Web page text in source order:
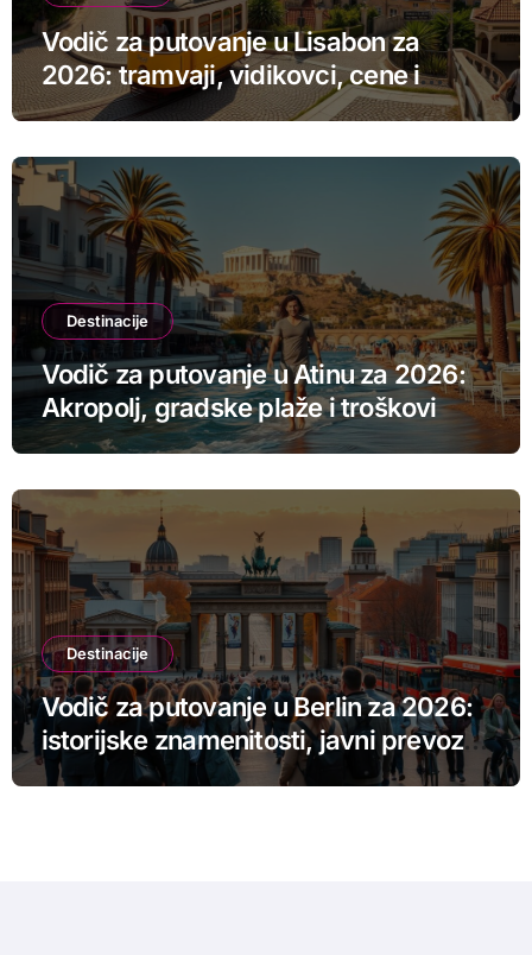
Vodič za putovanje u Lisabon za
2026: tramvaji, vidikovci, cene i
smeštaj
Destinacije
Vodič za putovanje u Atinu za 2026:
Akropolj, gradske plaže i troškovi
Destinacije
Vodič za putovanje u Berlin za 2026:
istorijske znamenitosti, javni prevoz i
budžet